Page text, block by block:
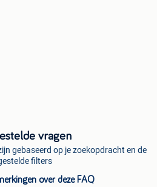
vragen
gebaseerd op je zoekopdracht en de
filters
over deze FAQ